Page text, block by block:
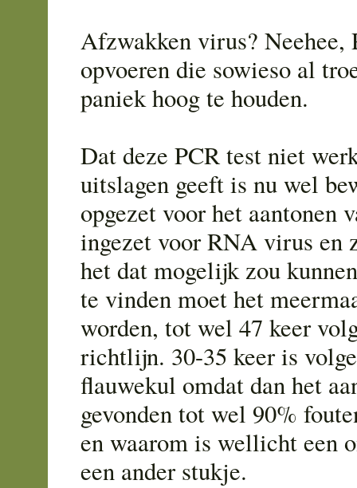
Afzwakken virus? Neehee,
opvoeren die sowieso al
paniek hoog te houden.
Dat deze PCR test niet
uitslagen geeft is nu wel
opgezet voor het aantonen
ingezet voor RNA virus en
het dat mogelijk zou
te vinden moet het
worden, tot wel 47 keer
richtlijn. 30-35 keer is
flauwekul omdat dan het
gevonden tot wel 90%
en waarom is wellicht een
een ander stukje.